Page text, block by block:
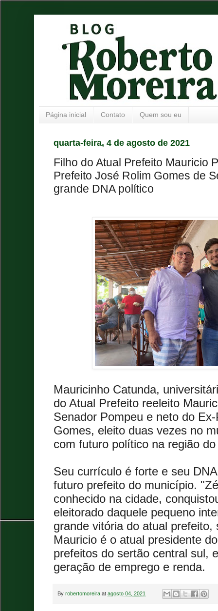
Página inicial Contato Quem sou eu
quarta-feira, 4 de agosto de 2021
Filho do Atual Prefeito Mauricio
Prefeito José Rolim Gomes de
grande DNA político
Mauricinho Catunda,
do Atual Prefeito reeleito
Senador Pompeu e neto do
Gomes, eleito duas vezes no
com futuro político na região
Seu currículo é forte e seu
futuro prefeito do município.
conhecido na cidade,
eleitorado daquele pequeno
grande vitória do atual prefeito,
Mauricio é o atual presidente
prefeitos do sertão central sul,
geração de emprego e renda.
By robertomoreira at agosto 04, 2021